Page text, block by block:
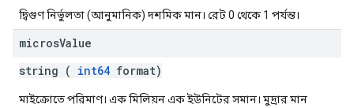
দ্বিগুণ নির্ভুলতা (আনুমানিক) দশমিক মান। রেট 0 থেকে 1 পর্যন্ত।
microsValue
string ( int64 format)
মাইক্রোতে পরিমাণ। এক মিলিয়ন এক ইউনিটের সমান। মুদ্রার মান